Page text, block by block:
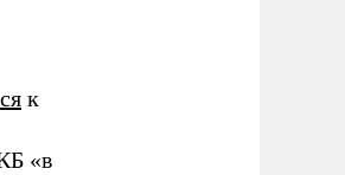
к
«в